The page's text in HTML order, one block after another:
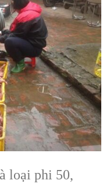
loại phi 50,